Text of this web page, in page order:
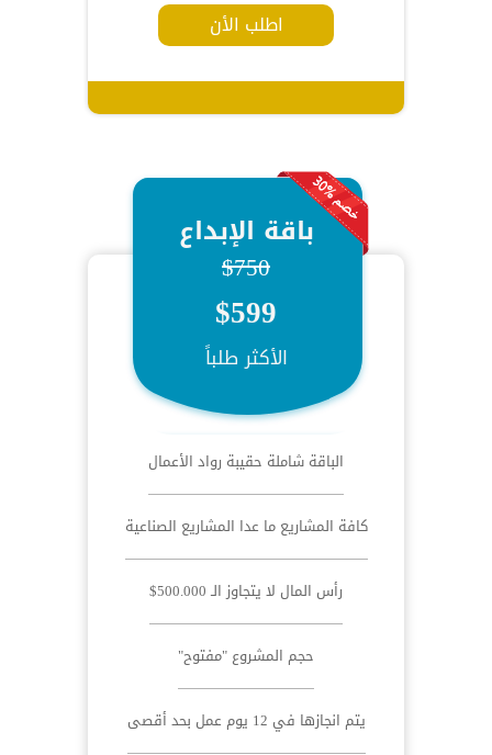
اطلب الأن
باقة الإبداع
$750
$599
الأكثر طلباً
الباقة شاملة حقيبة رواد الأعمال
كافة المشاريع ما عدا المشاريع الصناعية
رأس المال لا يتجاوز الـ 500.000$
حجم المشروع "مفتوح"
يتم انجازها في 12 يوم عمل بحد أقصى